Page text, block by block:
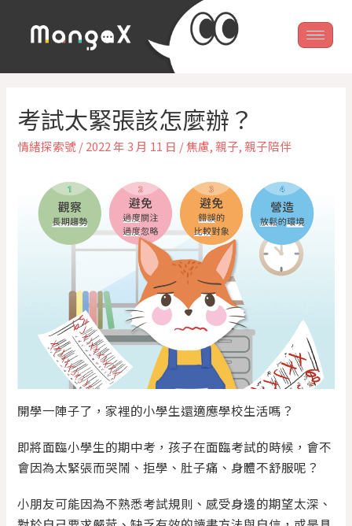
考試太緊張該怎麼辦？
情緒探索號/2022 年 3 月 11 日 /焦慮,親子,親子陪伴
開學一陣子了，家裡的小學生還適應學校生活嗎？
即將面臨小學生的期中考，孩子在面臨考試的時候，會不
會因為太緊張而哭鬧、拒學、肚子痛、身體不舒服呢？
小朋友可能因為不熟悉考試規則、感受身邊的期望太深、